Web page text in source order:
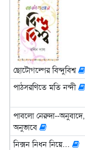
ছোটোগল্পের বিন্দুবিশ্ব
পাঠসরণিতে মতি নন্দী
পাবলো নেরুদা--অনুবাদে,
অনুভাবে
নিক্সন নিধন নিয়ে...